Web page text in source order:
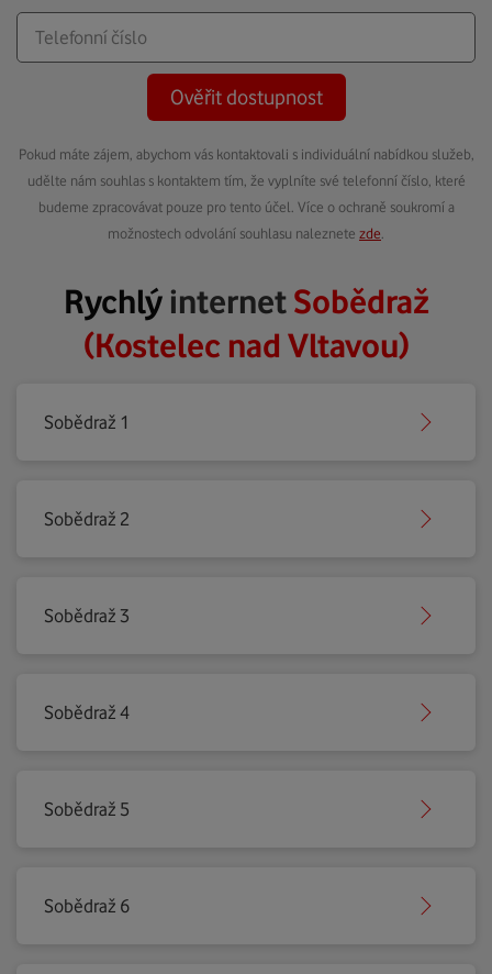
Ověřit dostupnost
Pokud máte zájem, abychom vás kontaktovali s individuální nabídkou služeb,
udělte nám souhlas s kontaktem tím, že vyplníte své telefonní číslo, které
budeme zpracovávat pouze pro tento účel. Více o ochraně soukromí a
možnostech odvolání souhlasu naleznete zde
RychlýinternetSobědraž
(Kostelec nad Vltavou)
Sobědraž 1
Sobědraž 2
Sobědraž 3
Sobědraž 4
Sobědraž 5
Sobědraž 6